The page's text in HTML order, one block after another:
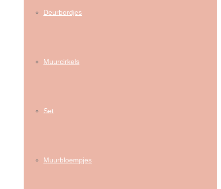
Deurbordjes
Muurcirkels
Set
Muurbloempjes